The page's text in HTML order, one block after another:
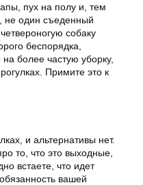
пух на полу и, тем
не один съеденный
собаку
беспорядка,
более частую уборку,
Примите это к
и альтернативы нет.
то, что это выходные,
встаете, что идет
вашей